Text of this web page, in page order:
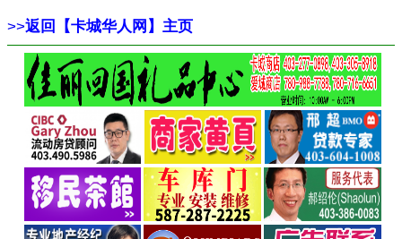
>>返回【卡城华人网】主页